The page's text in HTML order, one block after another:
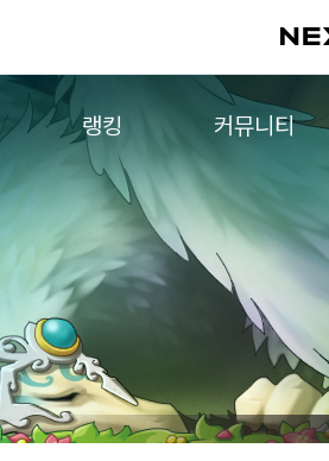
랭킹
컨텐츠 랭킹
커뮤니티
자유게시판
메이플 아트
메이플 코디
메이플스토리 파트너스
AI Style Finder
미니게임
커뮤니티 아카이브